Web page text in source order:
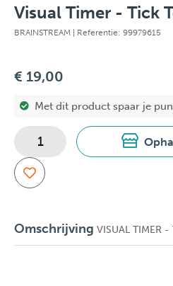
Visual Timer - Tick
BRAINSTREAM | Referentie: 99979615
€ 19,00
Met dit product spaar je
Omschrijving VISUAL TIMER -